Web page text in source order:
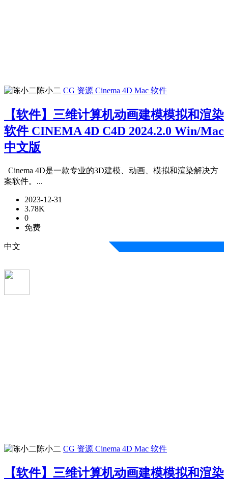
陈小二 CG 资源 Cinema 4D Mac 软件
【软件】三维计算机动画建模模拟和渲染
软件 CINEMA 4D C4D 2024.2.0 Win/Mac
中文版
Cinema 4D是一款专业的3D建模、动画、模拟和渲染解决方
案软件。...
2023-12-31
3.78K
0
免费
中文
陈小二 CG 资源 Cinema 4D Mac 软件
【软件】三维计算机动画建模模拟和渲染